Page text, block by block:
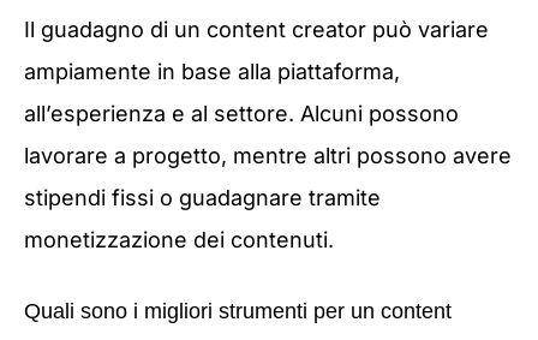
Il guadagno di un content creator può variare
ampiamente in base alla piattaforma,
all’esperienza e al settore. Alcuni possono
lavorare a progetto, mentre altri possono avere
stipendi fissi o guadagnare tramite
monetizzazione dei contenuti.
Quali sono i migliori strumenti per un content